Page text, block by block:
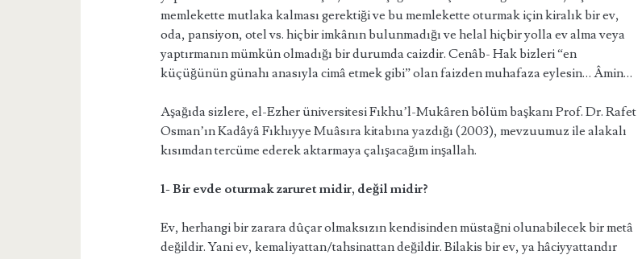
memlekette mutlaka kalması gerektiği ve bu memlekette oturmak için kiralık bir ev,
oda, pansiyon, otel vs. hiçbir imkânın bulunmadığı ve helal hiçbir yolla ev alma veya
yaptırmanın mümkün olmadığı bir durumda caizdir. Cenâb- Hak bizleri “en
küçüğünün günahı anasıyla cimâ etmek gibi” olan faizden muhafaza eylesin… Âmin…
Aşağıda sizlere, el-Ezher üniversitesi Fıkhu’l-Mukâren bölüm başkanı Prof. Dr. Rafet
Osman’ın Kadâyâ Fıkhıyye Muâsıra kitabına yazdığı (2003), mevzuumuz ile alakalı
kısımdan tercüme ederek aktarmaya çalışacağım inşallah.
1- Bir evde oturmak zaruret midir, değil midir?
Ev, herhangi bir zarara dûçar olmaksızın kendisinden müstağni olunabilecek bir metâ
değildir. Yani ev, kemaliyattan/tahsinattan değildir. Bilakis bir ev, ya hâciyyattandır